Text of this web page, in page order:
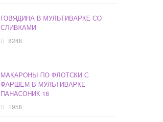
ГОВЯДИНА В МУЛЬТИВАРКЕ СО
СЛИВКАМИ
8248
МАКАРОНЫ ПО ФЛОТСКИ С
ФАРШЕМ В МУЛЬТИВАРКЕ
ПАНАСОНИК 18
1958